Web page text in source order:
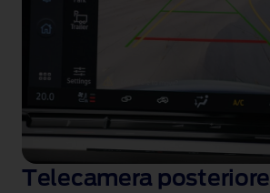
Telecamera posteriore